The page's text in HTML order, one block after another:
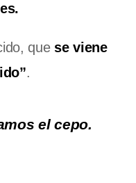
quese viene
.
el cepo.